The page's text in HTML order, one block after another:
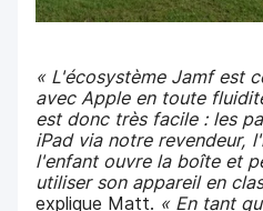
« L'écosystème Jamf est
avec Apple en toute
est donc très facile : les
iPad via notre revendeur,
l'enfant ouvre la boîte et
utiliser son appareil en
explique Matt. « En tant